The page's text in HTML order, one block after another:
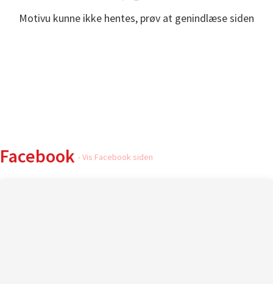
Motivu kunne ikke hentes, prøv at genindlæse siden
Facebook - Vis Facebook siden